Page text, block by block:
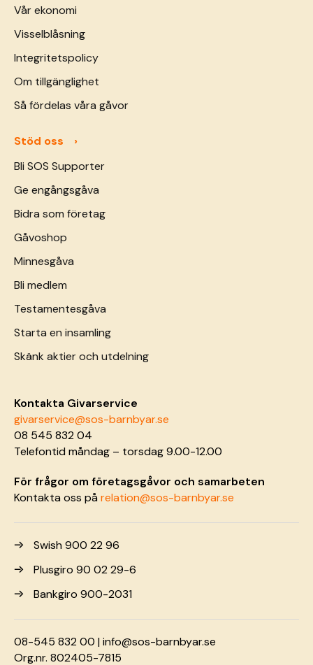
Vår ekonomi
Visselblåsning
Integritetspolicy
Om tillgänglighet
Så fördelas våra gåvor
Stöd oss
Bli SOS Supporter
Ge engångsgåva
Bidra som företag
Gåvoshop
Minnesgåva
Bli medlem
Testamentesgåva
Starta en insamling
Skänk aktier och utdelning
Kontakta Givarservice
givarservice@sos-barnbyar.se
08 545 832 04
Telefontid måndag – torsdag 9.00-12.00
För frågor om företagsgåvor och samarbeten
Kontakta oss pårelation@sos-barnbyar.se
Swish 900 22 96
Plusgiro 90 02 29-6
Bankgiro 900-2031
08-545 832 00 |info@sos-barnbyar.se
Org.nr. 802405-7815